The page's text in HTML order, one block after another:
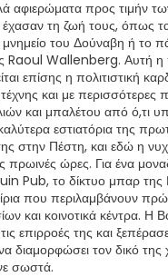
αφιερώματα προς τιμήν
τη ζωή τους, όπως
του Δούναβη ή το
Raoul Wallenberg. Αυτή η
επίσης η πολιτιστική
και με περισσότερες
και μπαλέτου από ό,τι
εστιατόρια της
στην Πέστη, και εδώ η
πρωινές ώρες. Για ένα
Pub, το δίκτυο μπαρ
που περιλαμβάνουν
και κοινοτικά κέντρα. Η
επιρροές της και
διαμορφώσει τον δικό
σωστά.